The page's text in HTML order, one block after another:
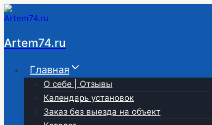
Перейти
к
содержимому
Artem74.ru
Главная
О себе | Отзывы
Календарь установок
Заказ без выезда на объект